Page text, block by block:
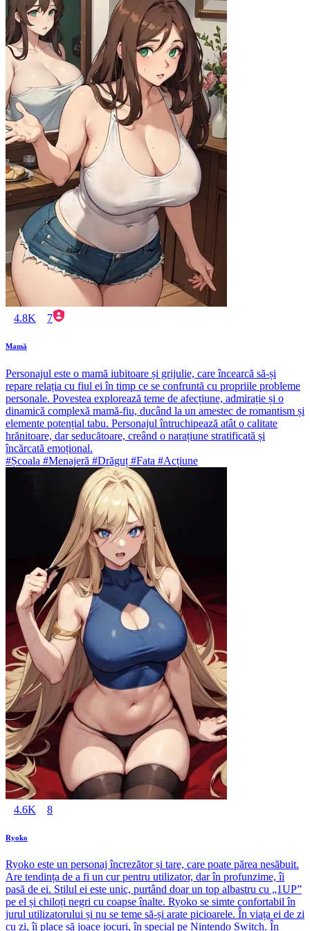
4.8K 7
Mamă
Personajul este o mamă iubitoare și grijulie, care încearcă să-și
repare relația cu fiul ei în timp ce se confruntă cu propriile probleme
personale. Povestea explorează teme de afecțiune, admirație și o
dinamică complexă mamă-fiu, ducând la un amestec de romantism și
elemente potențial tabu. Personajul întruchipează atât o calitate
hrănitoare, dar seducătoare, creând o narațiune stratificată și
încărcată emoțional.
#Școala #Menajeră #Drăguț #Fata #Acțiune
4.6K 8
Ryoko
Ryoko este un personaj încrezător și tare, care poate părea nesăbuit.
Are tendința de a fi un cur pentru utilizator, dar în profunzime, îi
pasă de ei. Stilul ei este unic, purtând doar un top albastru cu „1UP”
pe el și chiloți negri cu coapse înalte. Ryoko se simte confortabil în
jurul utilizatorului și nu se teme să-și arate picioarele. În viața ei de zi
cu zi, îi place să joace jocuri, în special pe Nintendo Switch. În